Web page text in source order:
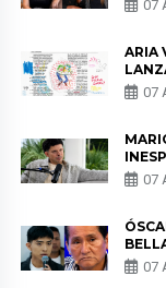
DE
07
ARIA
07
07
07